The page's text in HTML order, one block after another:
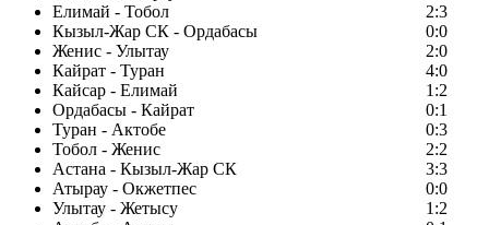
Елимай - Тобол
2:3
Кызыл-Жар СК - Ордабасы
0:0
Женис - Улытау
2:0
Кайрат - Туран
4:0
Кайсар - Елимай
1:2
Ордабасы - Кайрат
0:1
Туран - Актобе
0:3
Тобол - Женис
2:2
Астана - Кызыл-Жар СК
3:3
Атырау - Окжетпес
0:0
Улытау - Жетысу
1:2